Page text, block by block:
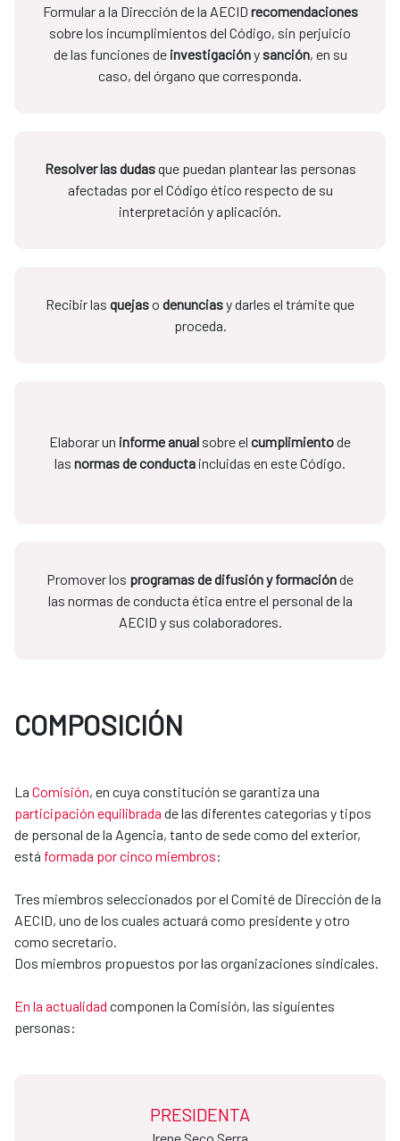
Formular a la Dirección de la AECID recomendaciones
sobre los incumplimientos del Código, sin perjuicio
de las funciones de investigaciónysanción, en su
caso, del órgano que corresponda.
Resolver las dudasque puedan plantear las personas
afectadas por el Código ético respecto de su
interpretación y aplicación.
Recibir las quejaso denunciasy darles el trámite que
proceda.
Elaborar un informe anual sobre el cumplimientode
las normas de conducta incluidas en este Código.
Promover los programas de difusión y formaciónde
las normas de conducta ética entre el personal de la
AECID y sus colaboradores.
COMPOSICIÓN
La Comisión, en cuya constitución se garantiza una
participación equilibrada de las diferentes categorías y tipos
de personal de la Agencia, tanto de sede como del exterior,
está formada por cinco miembros:
Tres miembros seleccionados por el Comité de Dirección de la
AECID, uno de los cuales actuará como presidente y otro
como secretario.
Dos miembros propuestos por las organizaciones sindicales.
En la actualidad componen la Comisión, las siguientes
personas:
PRESIDENTA